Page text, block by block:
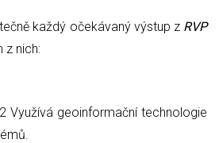
každý očekávaný výstup z RVP
z nich:
Využívá geoinformační technologie